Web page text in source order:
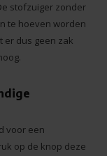
stofzuiger zonder
te hoeven worden
er dus geen zak
voor een
op de knop deze